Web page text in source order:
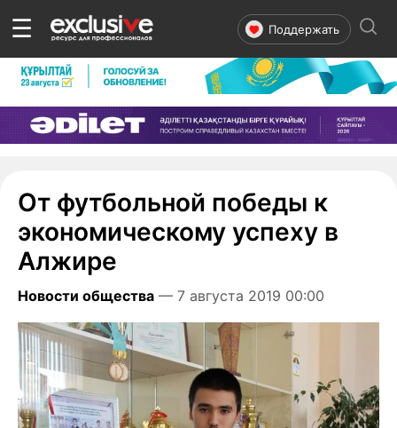
☰ Поддержать
От футбольной победы к
экономическому успеху в
Алжире
Новости общества — 7 августа 2019 00:00